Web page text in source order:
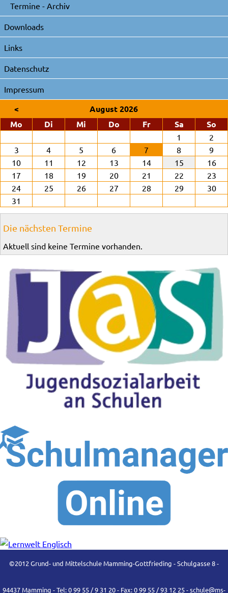
Termine - Archiv
Downloads
Links
Datenschutz
Impressum
<
August 2026
Mo
Di enstagMi ttwochDonnerstag
Freitag SamstagSo
1
2
3
4 5 6 7 8
9
10
11 12 13 14 15
16
17
18 19 20 21 22
23
24
25 26 27 28 29
30
31
Die nächsten Termine
Aktuell sind keine Termine vorhanden.
©2012 Grund- und Mittelschule Mamming-Gottfrieding - Schulgasse 8 -
94437 Mamming - Tel: 0 99 55 / 9 31 20 - Fax: 0 99 55 / 93 12 25 -schule@ms-